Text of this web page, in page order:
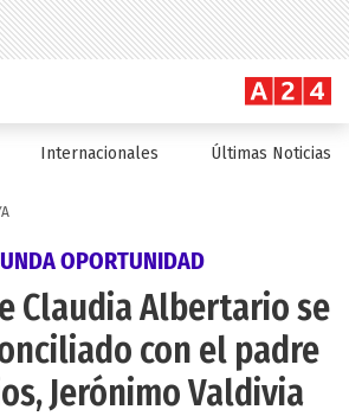
Internacionales Últimas Noticias
OPORTUNIDAD
Claudia Albertario se
con el padre
Jerónimo Valdivia